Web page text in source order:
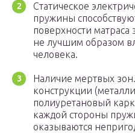
Статическое
пружины
поверхности матраса
не лучшим образом
человека.
Наличие мертвых
конструкции
полиуретановый
каждой стороны
оказываются